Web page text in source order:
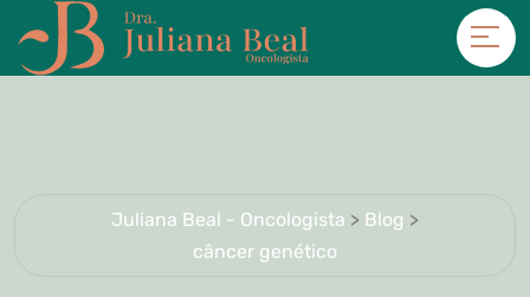
Juliana Beal - Oncologista > Blog >
câncer genético